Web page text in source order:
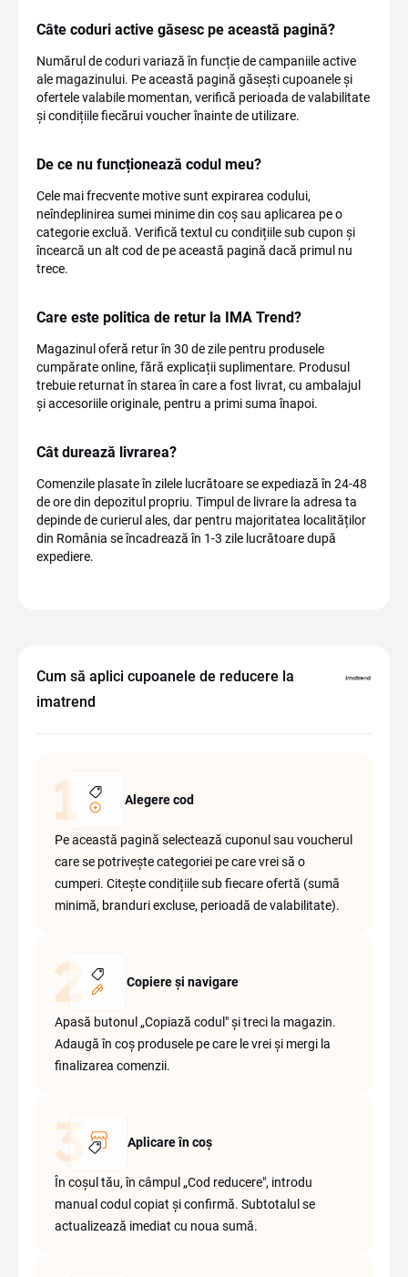
Câte coduri active găsesc pe această pagină?
Numărul de coduri variază în funcție de campaniile active
ale magazinului. Pe această pagină găsești cupoanele și
ofertele valabile momentan, verifică perioada de valabilitate
și condițiile fiecărui voucher înainte de utilizare.
De ce nu funcționează codul meu?
Cele mai frecvente motive sunt expirarea codului,
neîndeplinirea sumei minime din coș sau aplicarea pe o
categorie excluă. Verifică textul cu condițiile sub cupon și
încearcă un alt cod de pe această pagină dacă primul nu
trece.
Care este politica de retur la IMA Trend?
Magazinul oferă retur în 30 de zile pentru produsele
cumpărate online, fără explicații suplimentare. Produsul
trebuie returnat în starea în care a fost livrat, cu ambalajul
și accesoriile originale, pentru a primi suma înapoi.
Cât durează livrarea?
Comenzile plasate în zilele lucrătoare se expediază în 24-48
de ore din depozitul propriu. Timpul de livrare la adresa ta
depinde de curierul ales, dar pentru majoritatea localităților
din România se încadrează în 1-3 zile lucrătoare după
expediere.
Cum să aplici cupoanele de reducere la
imatrend
Alegere cod
Pe această pagină selectează cuponul sau voucherul
care se potrivește categoriei pe care vrei să o
cumperi. Citește condițiile sub fiecare ofertă (sumă
minimă, branduri excluse, perioadă de valabilitate).
Copiere și navigare
Apasă butonul „Copiază codul" și treci la magazin.
Adaugă în coș produsele pe care le vrei și mergi la
finalizarea comenzii.
Aplicare în coș
În coșul tău, în câmpul „Cod reducere", introdu
manual codul copiat și confirmă. Subtotalul se
actualizează imediat cu noua sumă.